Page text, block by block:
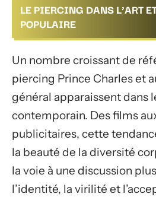
LE PIERCING DANS L’ART
POPULAIRE
Un nombre croissant de
piercing Prince Charles et
général apparaissent dans
contemporain. Des films
publicitaires, cette
la beauté de la diversité
la voie à une discussion
l’identité, la virilité et